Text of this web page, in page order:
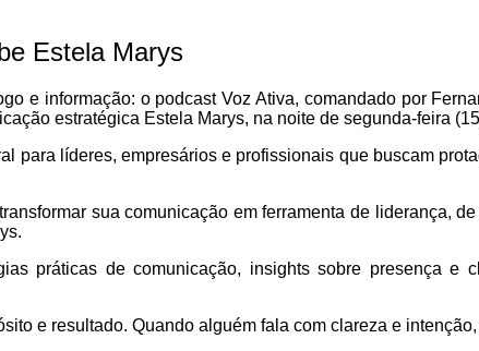
Estela Marys
e informação: o podcast Voz Ativa, comandado por
estratégica Estela Marys, na noite de segunda-feira
para líderes, empresários e profissionais que buscam
sua comunicação em ferramenta de liderança,
práticas de comunicação, insights sobre presença
e resultado. Quando alguém fala com clareza e